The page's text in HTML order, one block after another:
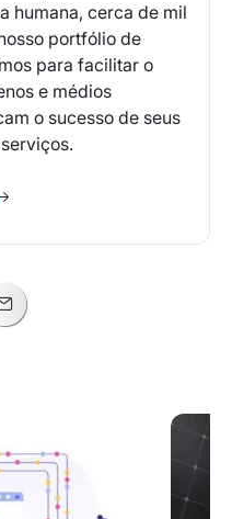
humana, cerca de mil
portfólio de
para facilitar o
e médios
o sucesso de seus